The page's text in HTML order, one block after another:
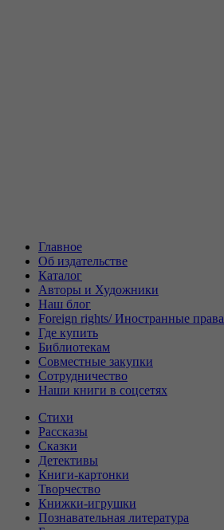
Главное
Об издательстве
Каталог
Авторы и Художники
Наш блог
Foreign rights/ Иностранные права
Где купить
Библиотекам
Совместные закупки
Сотрудничество
Наши книги в соцсетях
Стихи
Рассказы
Сказки
Детективы
Книги-картонки
Творчество
Книжки-игрушки
Познавательная литература